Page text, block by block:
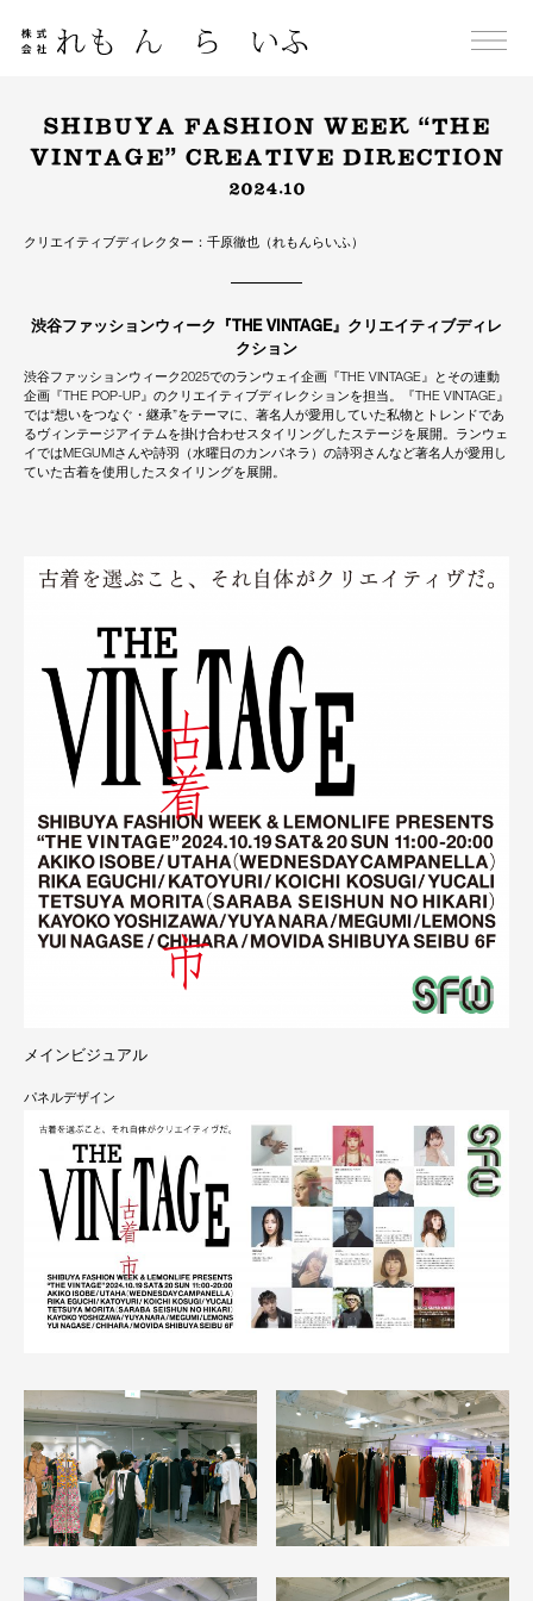
content
SHIBUYA FASHION WEEK “THE
VINTAGE” CREATIVE DIRECTION
2024.10
クリエイティブディレクター：千原徹也（れもんらいふ）
渋谷ファッションウィーク『THE VINTAGE』クリエイティブディレ
クション
渋谷ファッションウィーク2025でのランウェイ企画『THE VINTAGE』とその連動
企画『THE POP-UP』のクリエイティブディレクションを担当。『THE VINTAGE』
では“想いをつなぐ・継承”をテーマに、著名人が愛用していた私物とトレンドであ
るヴィンテージアイテムを掛け合わせスタイリングしたステージを展開。ランウェ
イではMEGUMIさんや詩羽（水曜日のカンパネラ）の詩羽さんなど著名人が愛用し
ていた古着を使用したスタイリングを展開。
メインビジュアル
パネルデザイン